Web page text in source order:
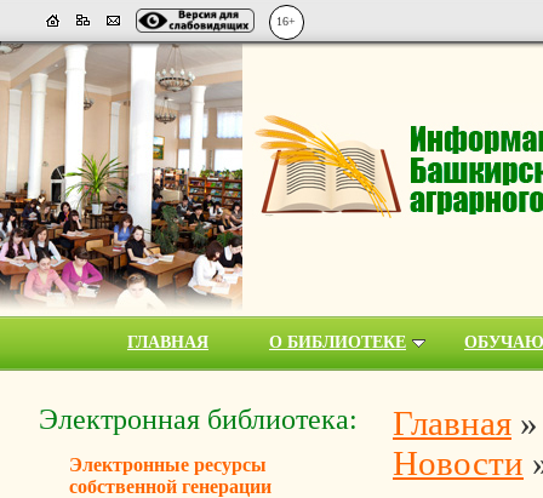
16+
ГЛАВНАЯ О БИБЛИОТЕКЕ
Электронная библиотека:
Электронные ресурсы
собственной генерации
Главная
Новости